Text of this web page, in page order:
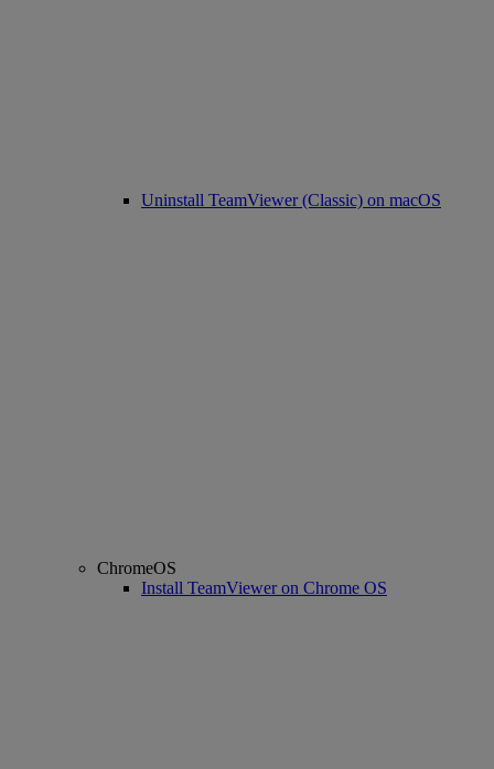
Uninstall TeamViewer (Classic) on macOS
ChromeOS
Install TeamViewer on Chrome OS